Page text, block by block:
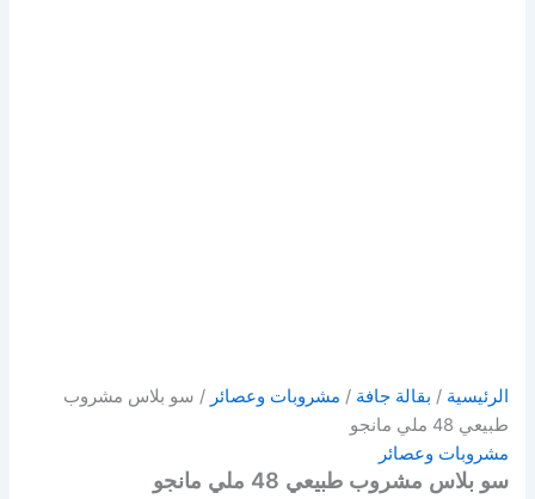
الرئيسية / بقالة جافة / مشروبات وعصائر / سو بلاس مشروب
طبيعي 48 ملي مانجو
مشروبات وعصائر
سو بلاس مشروب طبيعي 48 ملي مانجو